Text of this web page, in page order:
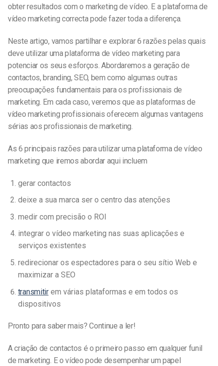
obter resultados com o marketing de vídeo. E a plataforma de
vídeo marketing correcta pode fazer toda a diferença.
Neste artigo, vamos partilhar e explorar 6 razões pelas quais
deve utilizar uma plataforma de vídeo marketing para
potenciar os seus esforços. Abordaremos a geração de
contactos, branding, SEO, bem como algumas outras
preocupações fundamentais para os profissionais de
marketing. Em cada caso, veremos que as plataformas de
vídeo marketing profissionais oferecem algumas vantagens
sérias aos profissionais de marketing.
As 6 principais razões para utilizar uma plataforma de vídeo
marketing que iremos abordar aqui incluem
gerar contactos
deixe a sua marca ser o centro das atenções
medir com precisão o ROI
integrar o vídeo marketing nas suas aplicações e
serviços existentes
redirecionar os espectadores para o seu sítio Web e
maximizar a SEO
transmitirem várias plataformas e em todos os
dispositivos
Pronto para saber mais? Continue a ler!
A criação de contactos é o primeiro passo em qualquer funil
de marketing. E o vídeo pode desempenhar um papel